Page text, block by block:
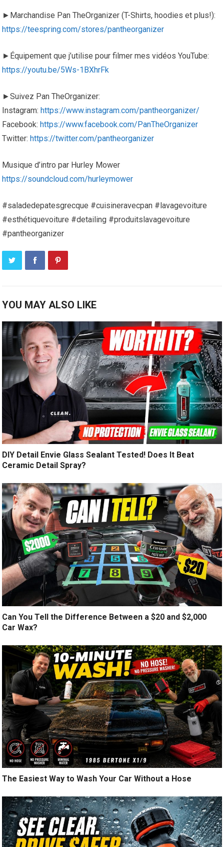
►Marchandise Pan TheOrganizer (T-Shirts, hoodies et plus!):
https://teespring.com/stores/pantheorganizer
►Équipement que j’utilise pour filmer mes vidéos YouTube:
https://youtu.be/5Ws-1BXhrFk
►Suivez Pan TheOrganizer:
Instagram:https://www.instagram.com/pantheorganizer/
Facebook:https://www.facebook.com/PanTheOrganizer
Twitter:https://twitter.com/pantheorganizer
Musique d’intro par Hurley Mower
https://soundcloud.com/hurleymower
#saladedepatesgrecque #cuisineravecpan #lavagevoiture
#esthétiquevoiture #detailing #produitslavagevoiture
#pantheorganizer
YOU MAY ALSO LIKE
DIY Detail Envie Glass Sealant Tested! Does It Beat
Ceramic Detail Spray?
Can You Tell the Difference Between a $20 and $2,000
Car Wax?
The Easiest Way to Wash Your Car Without a Hose